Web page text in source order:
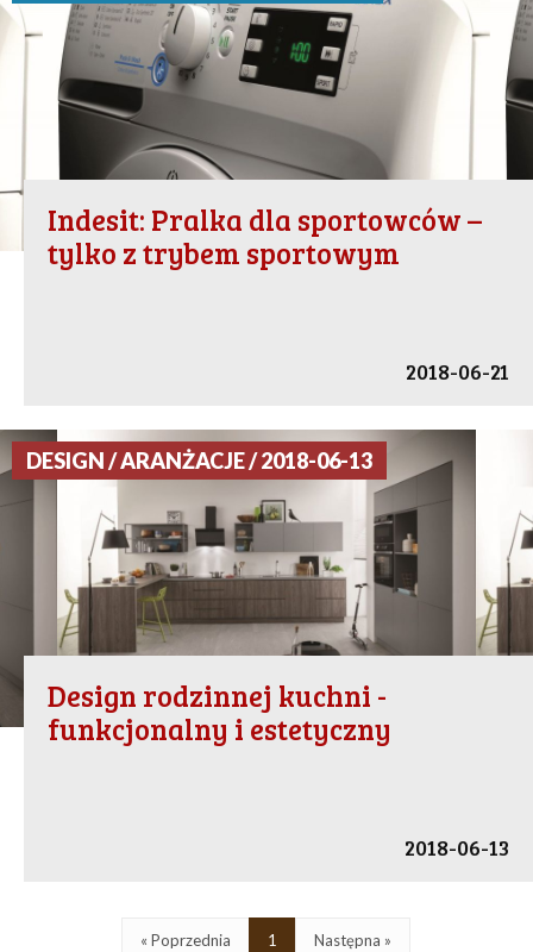
Indesit: Pralka dla sportowców –
tylko z trybem sportowym
2018-06-21
DESIGN / ARANŻACJE / 2018-06-13
Design rodzinnej kuchni -
funkcjonalny i estetyczny
2018-06-13
« Poprzednia 1 Następna »